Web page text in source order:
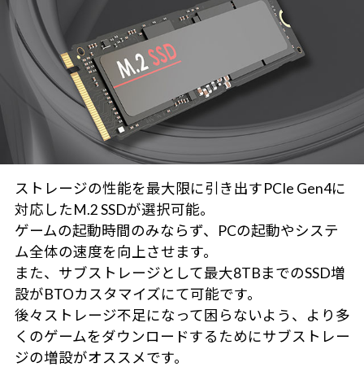
ストレージの性能を最大限に引き出すPCIe Gen4に
対応したM.2 SSDが選択可能。
ゲームの起動時間のみならず、PCの起動やシステ
ム全体の速度を向上させます。
また、サブストレージとして最大8TBまでのSSD増
設がBTOカスタマイズにて可能です。
後々ストレージ不足になって困らないよう、より多
くのゲームをダウンロードするためにサブストレー
ジの増設がオススメです。